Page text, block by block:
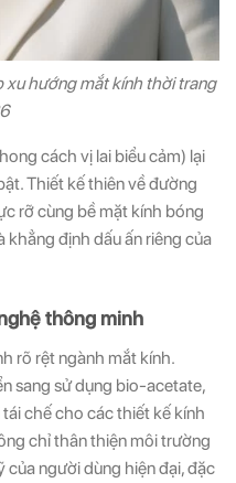
xu hướng mắt kính thời trang
cách vị lai biểu cảm) lại
Thiết kế thiên về đường
rỡ cùng bề mặt kính bóng
khẳng định dấu ấn riêng của
thông minh
rõ rệt ngành mắt kính.
sang sử dụng bio-acetate,
chế cho các thiết kế kính
chỉ thân thiện môi trường
của người dùng hiện đại, đặc